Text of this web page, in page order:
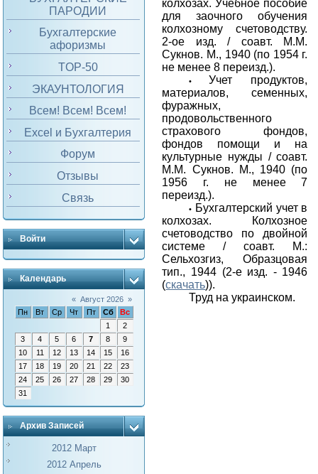
ПАРОДИИ
Бухгалтерские
афоризмы
TOP-50
ЭКАУНТОЛОГИЯ
Всем! Всем! Всем!
Excel и Бухгалтерия
Форум
Отзывы
Связь
Войти
Календарь
« Август 2026 »
Пн
Вт Ср Чт Пт Сб
Вс
1
2
3
4 5 6 7 8
9
10
11 12 13 14 15
16
17
18 19 20 21 22
23
24
25 26 27 28 29
30
31
Архив Записей
2012 Март
2012 Апрель
колхозах. Учебное пособие
для заочного обучения
колхозному счетоводству.
2-ое изд. / соавт. М.М.
Сукнов. М., 1940 (по 1954 г.
не менее 8 переизд.).
•
Учет продуктов,
материалов, семенных,
фуражных,
продовольственного
страхового фондов,
фондов помощи и на
культурные нужды / соавт.
М.М. Сукнов. М., 1940 (по
1956 г. не менее 7
переизд.).
• Бухгалтерский учет в
колхозах. Колхозное
счетоводство по двойной
системе / соавт. М.:
Сельхозгиз, Образцовая
тип., 1944 (2-е изд. - 1946
(скачать)).
Труд на украинском.